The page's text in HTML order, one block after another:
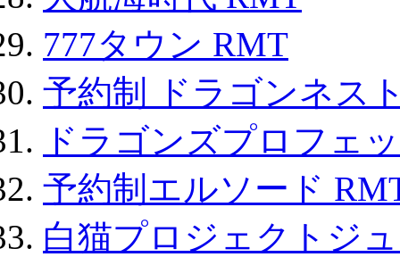
777タウン RMT
予約制 ドラゴンネス
ドラゴンズプロフェ
予約制エルソード
白猫プロジェクトジ